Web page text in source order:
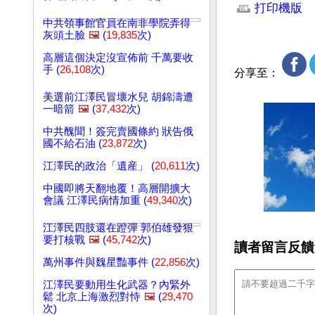
中共領事館官員在南非學院弄得
灰頭土臉 🖼️ (19,835次)
高層這個決定沒宣佈前 千萬要收
手 (26,108次)
美選前江澤民冒壞水兒 胡錦濤遭
一暗箭 🖼️ (37,432次)
中共醜聞！簽完賣國條約 狀告俄
國不給石油 (23,872次)
江澤民的政治「遺産」 (20,611次)
中國即將天翻地覆！高層開擴大
會議 江澤民病情加重 (49,340次)
江澤民四肢還在蹬彈 郭伯雄發狠
要打核戰 🖼️ (45,742次)
萬州事件與魏星豔事件 (22,856次)
江澤民要動用生化武器？內緊外
鬆 北京上海激烈對恃 🖼️ (29,470
次)
打印機版
分享至：
讀者留言反